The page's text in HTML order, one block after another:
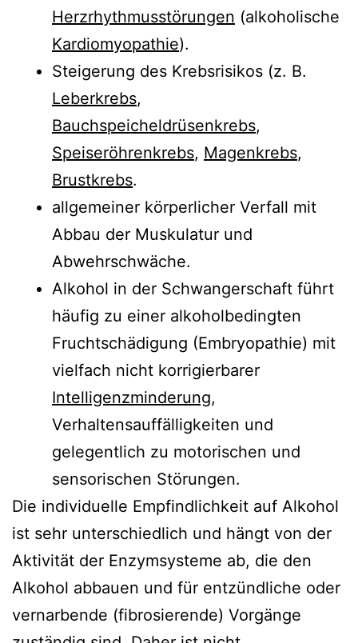
Herzrhythmusstörungen (alkoholische
Kardiomyopathie).
Steigerung des Krebsrisikos (z. B.
Leberkrebs,
Bauchspeicheldrüsenkrebs,
Speiseröhrenkrebs, Magenkrebs,
Brustkrebs.
allgemeiner körperlicher Verfall mit
Abbau der Muskulatur und
Abwehrschwäche.
Alkohol in der Schwangerschaft führt
häufig zu einer alkoholbedingten
Fruchtschädigung (Embryopathie) mit
vielfach nicht korrigierbarer
Intelligenzminderung,
Verhaltensauffälligkeiten und
gelegentlich zu motorischen und
sensorischen Störungen.
Die individuelle Empfindlichkeit auf Alkohol
ist sehr unterschiedlich und hängt von der
Aktivität der Enzymsysteme ab, die den
Alkohol abbauen und für entzündliche oder
vernarbende (fibrosierende) Vorgänge